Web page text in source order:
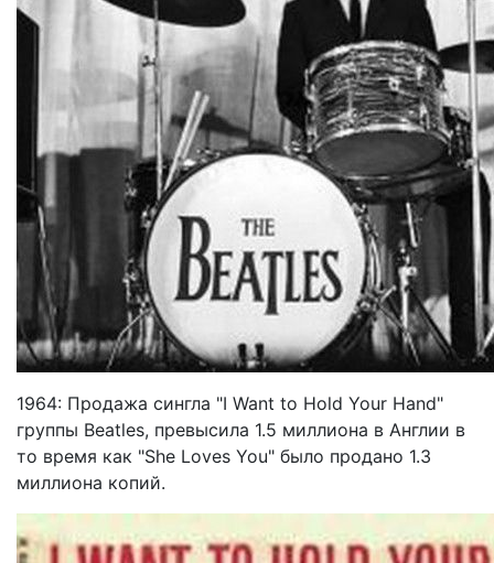
1964: Продажа сингла "I Want to Hold Your Hand"
группы Beatles, превысила 1.5 миллиона в Англии в
то время как "She Loves You" было продано 1.3
миллиона копий.